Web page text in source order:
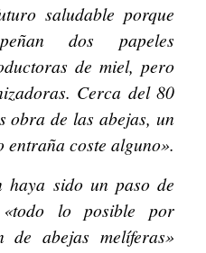
saludable porque
dos papeles
de miel, pero
Cerca del 80
obra de las abejas, un
coste alguno».
haya sido un paso de
lo posible por
de abejas melíferas»